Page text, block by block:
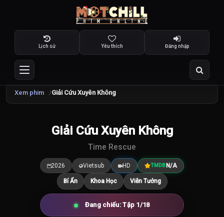
Lịch sử Yêu thích Đăng nhập
Xem phim Giải Cứu Xuyên Không
7.5 /10
Giải Cứu Xuyên Không
Time Rescue
2026 Vietsub HD TMDB N/A
Bí Ẩn Khoa Học Viễn Tưởng
Đang chiếu: Tập 1/18